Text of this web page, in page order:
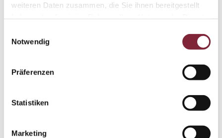
weiteren Daten zusammen, die Sie ihnen bereitgestellt
Notwendig
Präferenzen
Statistiken
Marketing